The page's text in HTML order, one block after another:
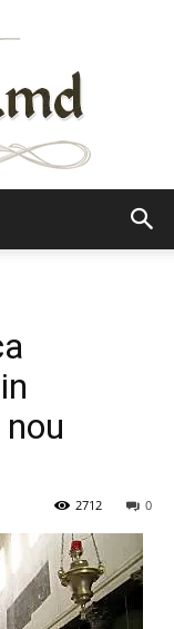
0
2712